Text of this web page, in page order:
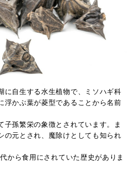
に自生する水生植物で、ミソハギ科
浮かぶ葉が菱型であることから名前
子孫繁栄の象徴とされています。ま
の元とされ、魔除けとしても知られ
から食用にされていた歴史がありま